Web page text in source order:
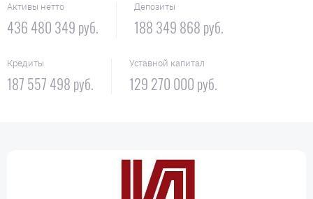
Активы нетто
436 480 349 руб.
Депозиты
188 349 868 руб.
Кредиты
187 557 498 руб.
Уставной капитал
129 270 000 руб.